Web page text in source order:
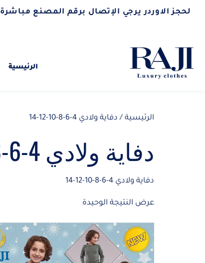
لحجز الاوردر يرجي الإتصال برقم المصنع مباشرة
الرئيسية
الرئيسية / دفاية ولادي 4-6-8-10-12-14
دفاية ولادي 4-6-8-10-12-14
دفاية ولادي 4-6-8-10-12-14
عرض النتيجة الوحيدة